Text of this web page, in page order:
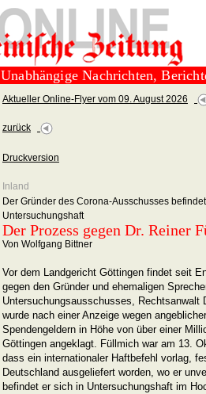
Unabhängige Nachrichten,
Aktueller Online-Flyer vom 09. August 2026
zurück
Druckversion
Inland
Der Gründer des Corona-Ausschusses
Untersuchungshaft
Der Prozess gegen Dr. Reiner
Von Wolfgang Bittner
Vor dem Landgericht Göttingen findet seit
gegen den Gründer und ehemaligen
Untersuchungsausschusses, Rechtsanwalt
wurde nach einer Anzeige wegen
Spendengeldern in Höhe von über einer
Göttingen angeklagt. Füllmich war am 13.
dass ein internationaler Haftbefehl vorlag,
Deutschland ausgeliefert worden, wo er
befindet er sich in Untersuchungshaft im